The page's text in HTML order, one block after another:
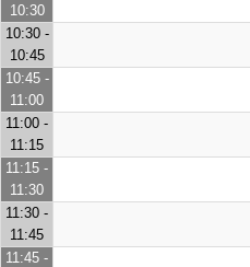
10:30
10:30 -
10:45
10:45 -
11:00
11:00 -
11:15
11:15 -
11:30
11:30 -
11:45
11:45 -